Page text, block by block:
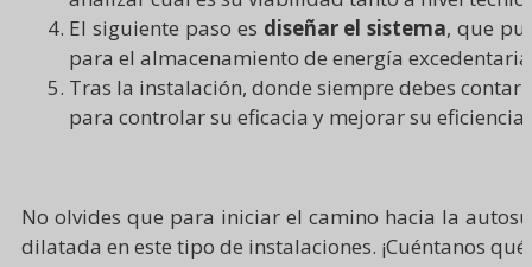
El siguiente paso es diseñar el sistema, que
para el almacenamiento de energía
Tras la instalación, donde siempre debes
para controlar su eficacia y mejorar su eficiencia.
No olvides que para iniciar el camino hacia la
dilatada en este tipo de instalaciones. ¡Cuéntanos